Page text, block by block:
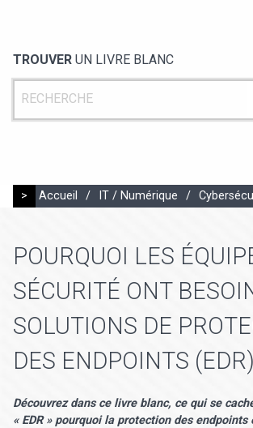
TROUVER UN LIVRE BLANC
> Accueil / IT / Numérique /
POURQUOI LES
SÉCURITÉ ONT
SOLUTIONS DE
DES ENDPOINTS (EDR)
Découvrez dans ce livre blanc, ce qui se
« EDR » pourquoi la protection des